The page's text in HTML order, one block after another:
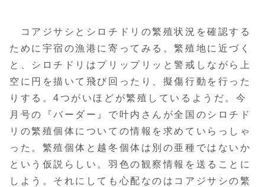
コアジサシとシロチドリの繁殖状況を確認する
ために宇宿の漁港に寄ってみる。繁殖地に近づく
と、シロチドリはプリップリッと警戒しながら上
空に円を描いて飛び回ったり、擬傷行動を行った
りする。4つがいほどが繁殖しているようだ。今
月号の『バーダー』で叶内さんが全国のシロチド
リの繁殖個体についての情報を求めていらっしゃ
った。繁殖個体と越冬個体は別の亜種ではないか
という仮説らしい。羽色の観察情報を送ることに
しよう。それにしても心配なのはコアジサシの繁